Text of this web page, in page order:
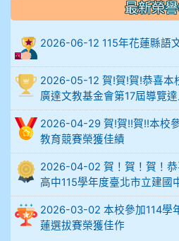
度
比
例
18.92%18.65%
906陳兆宏 5A10+ 作文
912余 嘉 5A10+
914謝佩臻 5A10+
902蘇奕愷
最新榮
2026-06-12 115年花蓮縣語
2026-05-12 賀!賀!賀!恭喜本
廣達文教基金會第17屆導覽
2026-04-29 賀!賀!!賀!!本校
教育競賽榮獲佳績
2026-04-02 賀！賀！賀！
高中115學年度臺北市立建國
2026-03-02 本校參加114學
蓮選拔賽榮獲佳作